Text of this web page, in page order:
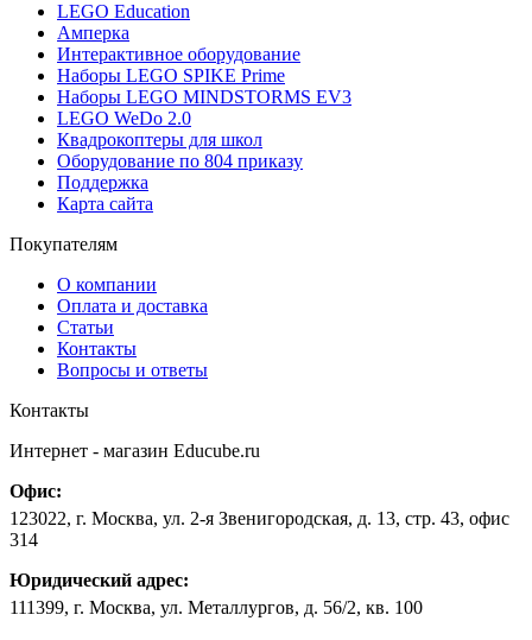
LEGO Education
Амперка
Интерактивное оборудование
Наборы LEGO SPIKE Prime
Наборы LEGO MINDSTORMS EV3
LEGO WeDo 2.0
Квадрокоптеры для школ
Оборудование по 804 приказу
Поддержка
Карта сайта
Покупателям
О компании
Оплата и доставка
Статьи
Контакты
Вопросы и ответы
Контакты
Интернет - магазин Educube.ru
Офис:
123022, г. Москва, ул. 2-я Звенигородская, д. 13, стр. 43, офис
314
Юридический адрес:
111399, г. Москва, ул. Металлургов, д. 56/2, кв. 100